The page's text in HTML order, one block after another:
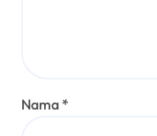
Nama *